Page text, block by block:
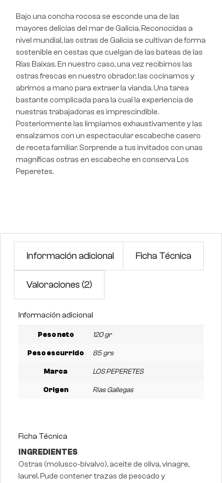
Bajo una concha rocosa se esconde una de las
mayores delicias del mar de Galicia. Reconocidas a
nivel mundial, las ostras de Galicia se cultivan de forma
sostenible en cestas que cuelgan de las bateas de las
Rías Baixas. En nuestro caso, una vez recibimos las
ostras frescas en nuestro obrador, las cocinamos y
abrimos a mano para extraer la vianda. Una tarea
bastante complicada para la cual la experiencia de
nuestras trabajadoras es imprescindible.
Posteriormente las limpiamos exhaustivamente y las
ensalzamos con un espectacular escabeche casero
de receta familiar. Sorprende a tus invitados con unas
magníficas ostras en escabeche en conserva Los
Peperetes.
Información adicional Ficha Técnica
Valoraciones (2)
Información adicional
Peso neto 120 gr
Peso escurrido 85 grs
Marca LOS PEPERETES
Origen Rias Gallegas
Ficha Técnica
INGREDIENTES
Ostras (molusco-bivalvo), aceite de oliva, vinagre,
laurel. Pude contener trazas de pescado y